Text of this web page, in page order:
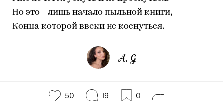
Но это - лишь начало пыльной книги,
Конца которой ввеки не коснуться.
A. G
50 19 0